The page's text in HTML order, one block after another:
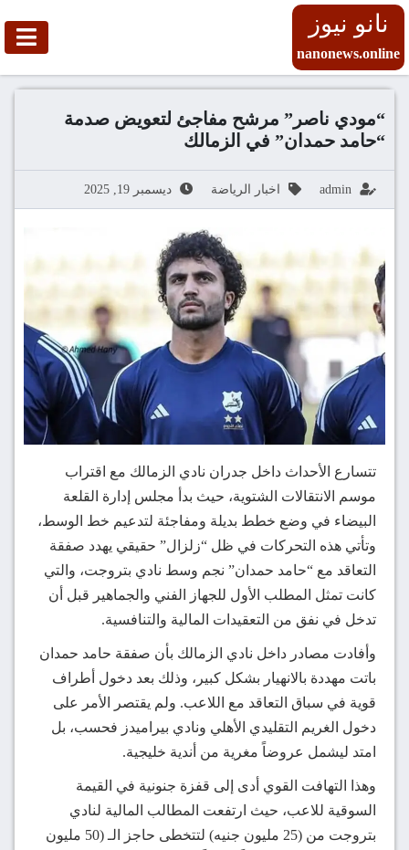
نانو نيوز
nanonews.online
“مودي ناصر” مرشح مفاجئ لتعويض صدمة
“حامد حمدان” في الزمالك
admin اخبار الرياضة ديسمبر 19, 2025
تتسارع الأحداث داخل جدران نادي الزمالك مع اقتراب
موسم الانتقالات الشتوية، حيث بدأ مجلس إدارة القلعة
البيضاء في وضع خطط بديلة ومفاجئة لتدعيم خط الوسط،
وتأتي هذه التحركات في ظل “زلزال” حقيقي يهدد صفقة
التعاقد مع “حامد حمدان” نجم وسط نادي بتروجت، والتي
كانت تمثل المطلب الأول للجهاز الفني والجماهير قبل أن
تدخل في نفق من التعقيدات المالية والتنافسية.
وأفادت مصادر داخل نادي الزمالك بأن صفقة حامد حمدان
باتت مهددة بالانهيار بشكل كبير، وذلك بعد دخول أطراف
قوية في سباق التعاقد مع اللاعب. ولم يقتصر الأمر على
دخول الغريم التقليدي الأهلي ونادي بيراميدز فحسب، بل
امتد ليشمل عروضاً مغرية من أندية خليجية.
وهذا التهافت القوي أدى إلى قفزة جنونية في القيمة
السوقية للاعب، حيث ارتفعت المطالب المالية لنادي
بتروجت من (25 مليون جنيه) لتتخطى حاجز الـ (50 مليون